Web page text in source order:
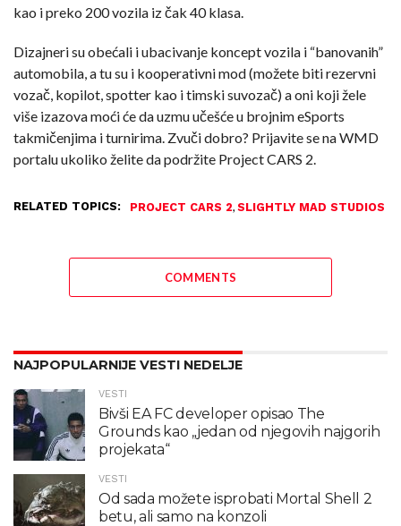
kao i preko 200 vozila iz čak 40 klasa.
Dizajneri su obećali i ubacivanje koncept vozila i “banovanih”
automobila, a tu su i kooperativni mod (možete biti rezervni
vozač, kopilot, spotter kao i timski suvozač) a oni koji žele
više izazova moći će da uzmu učešće u brojnim eSports
takmičenjima i turnirima. Zvuči dobro? Prijavite se na WMD
portalu ukoliko želite da podržite Project CARS 2.
RELATED TOPICS: PROJECT CARS 2, SLIGHTLY MAD STUDIOS
COMMENTS
NAJPOPULARNIJE VESTI NEDELJE
VESTI
Bivši EA FC developer opisao The
Grounds kao „jedan od njegovih najgorih
projekata“
VESTI
Od sada možete isprobati Mortal Shell 2
betu, ali samo na konzoli